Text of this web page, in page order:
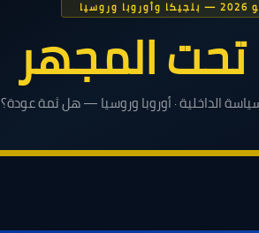
تحت المجهر
الداخلية · أوروبا وروسيا — هل ثمة عودة؟